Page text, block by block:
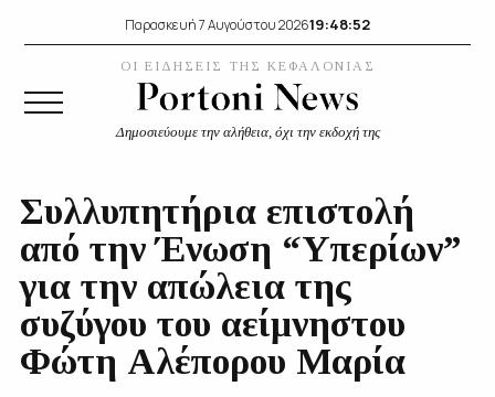
Παρασκευή 7 Αυγούστου 202619:48:52
ΟΙ ΕΙΔΗΣΕΙΣ ΤΗΣ ΚΕΦΑΛΟΝΙΑΣ
Δημοσιεύουμε την αλήθεια, όχι την εκδοχή της
Συλλυπητήρια επιστολή
από την Ένωση “Υπερίων”
για την απώλεια της
συζύγου του αείμνηστου
Φώτη Αλέπορου Μαρία